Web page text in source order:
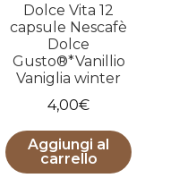
Dolce Vita 12
capsule Nescafè
Dolce
Gusto®*Vanillio
Vaniglia winter
4,00€
Aggiungi al
carrello